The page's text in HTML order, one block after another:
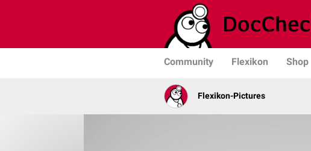
Community Flexikon Shop
Flexikon-Pictures